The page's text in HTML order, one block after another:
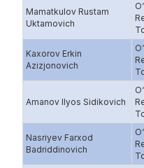
Mamatkulov Rustam
Uktamovich
Kaxorov Erkin
Azizjonovich
Amanov Ilyos Sidikovich
Nasriyev Farxod
Badriddinovich